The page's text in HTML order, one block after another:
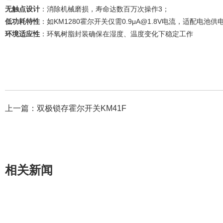
无触点设计 ‌：消除机械磨损，寿命达数百万次操作‌3 ；
低功耗特性 ：如KM1280霍尔开关仅需0.9μA@1.8V电流，适配电池供
环境适应性 ‌：环氧树脂封装确保在湿度、温度变化下稳定工作‌
上一篇： 双极锁存霍尔开关KM41F
相关新闻